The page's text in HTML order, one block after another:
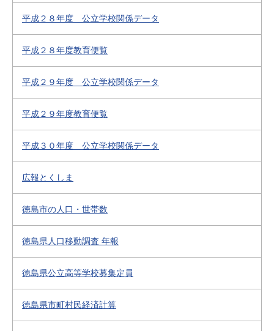
平成２８年度 公立学校関係データ
平成２８年度教育便覧
平成２９年度 公立学校関係データ
平成２９年度教育便覧
平成３０年度 公立学校関係データ
広報とくしま
徳島市の人口・世帯数
徳島県人口移動調査 年報
徳島県公立高等学校募集定員
徳島県市町村民経済計算